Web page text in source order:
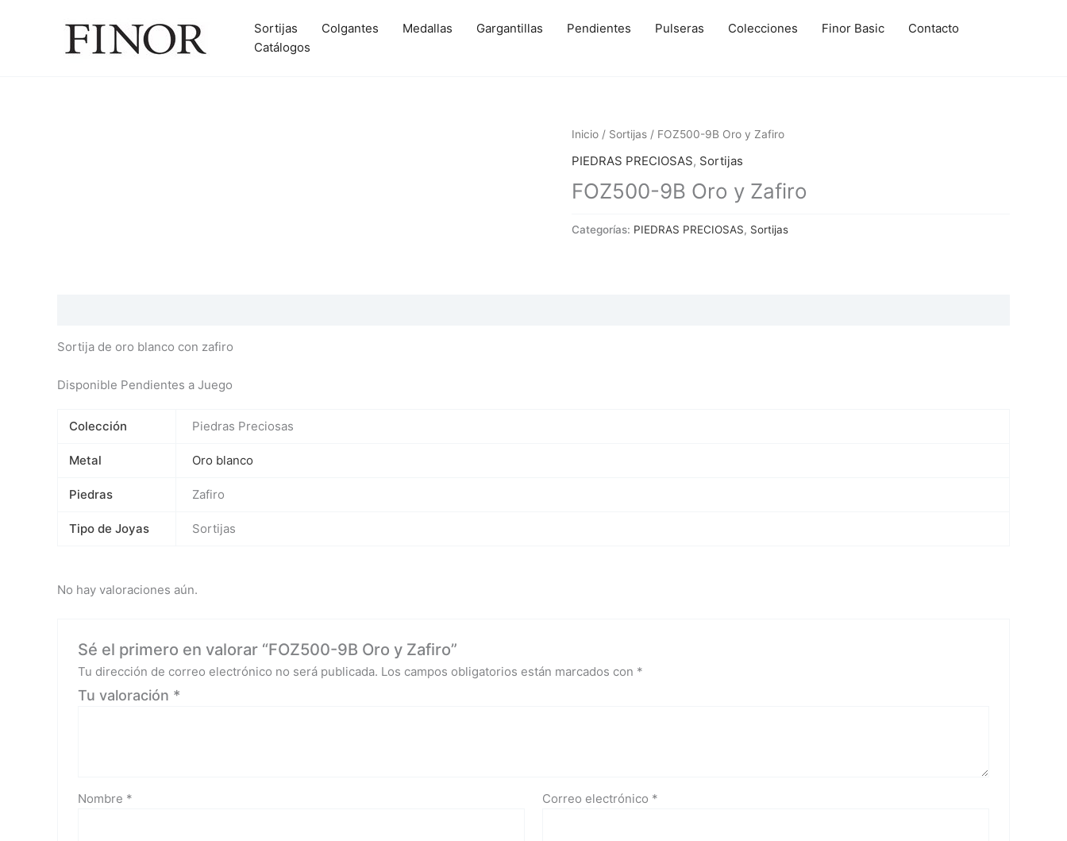
Sortijas Colgantes Medallas Gargantillas Pendientes Pulseras Colecciones Finor Basic
Contacto
Catálogos
Inicio / Sortijas / FOZ500-9B Oro y Zafiro
PIEDRAS PRECIOSAS, Sortijas
FOZ500-9B Oro y Zafiro
Categorías: PIEDRAS PRECIOSAS, Sortijas
Sortija de oro blanco con zafiro
Disponible Pendientes a Juego
Colección Piedras Preciosas
Metal Oro blanco
Piedras Zafiro
Tipo de Joyas Sortijas
No hay valoraciones aún.
Sé el primero en valorar “FOZ500-9B Oro y Zafiro”
Tu dirección de correo electrónico no será publicada. Los campos obligatorios están marcados con *
Tu valoración *
Nombre * Correo electrónico *